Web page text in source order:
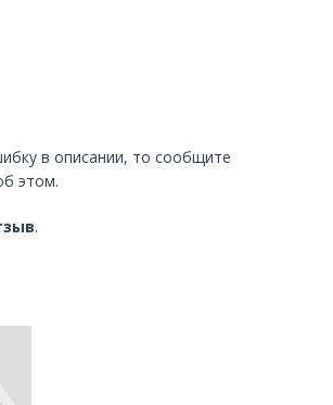
в описании, то сообщите
этом.
.